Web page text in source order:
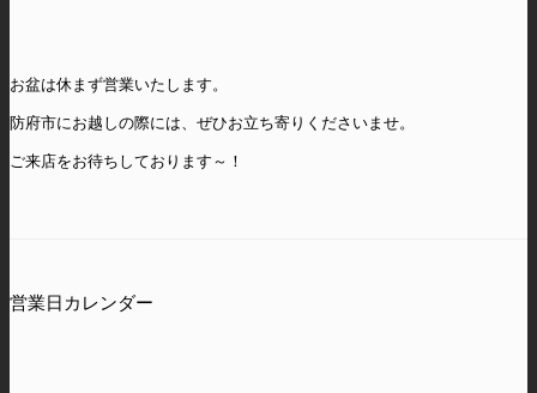
お盆は休まず営業いたします。
防府市にお越しの際には、ぜひお立ち寄りくださいませ。
ご来店をお待ちしております～！
営業日カレンダー